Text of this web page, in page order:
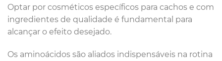
Optar por cosméticos específicos para cachos e com
ingredientes de qualidade é fundamental para
alcançar o efeito desejado.
Os aminoácidos são aliados indispensáveis na rotina